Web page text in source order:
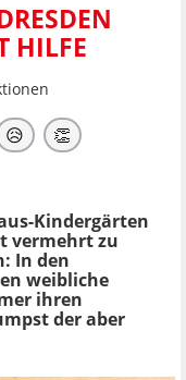
HILFE
😥 👏
Kindergärten
vermehrt zu
In den
weibliche
ihren
der aber